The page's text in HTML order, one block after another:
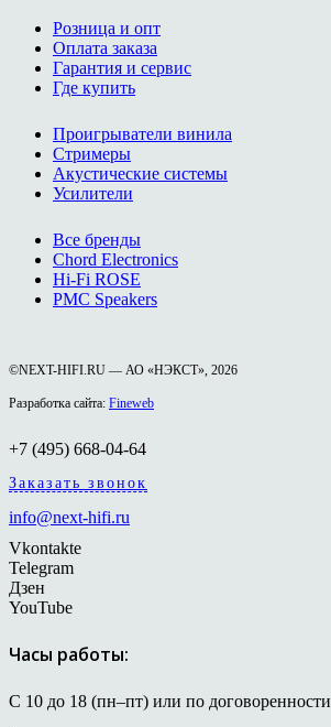
Розница и опт
Оплата заказа
Гарантия и сервис
Где купить
Проигрыватели винила
Стримеры
Акустические системы
Усилители
Все бренды
Chord Electronics
Hi-Fi ROSE
PMC Speakers
©NEXT-HIFI.RU — АО «НЭКСТ», 2026
Разработка сайта: Fineweb
+7 (495) 668-04-64
Заказать звонок
info@next-hifi.ru
Vkontakte
Telegram
Дзен
YouTube
Часы работы:
С 10 до 18 (пн–пт) или по договоренности